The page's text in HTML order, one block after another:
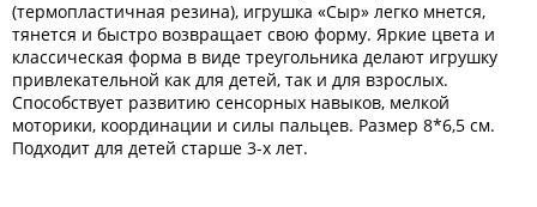
(термопластичная резина), игрушка «Сыр» легко мнется,
тянется и быстро возвращает свою форму. Яркие цвета и
классическая форма в виде треугольника делают игрушку
привлекательной как для детей, так и для взрослых.
Способствует развитию сенсорных навыков, мелкой
моторики, координации и силы пальцев. Размер 8*6,5 см.
Подходит для детей старше 3-х лет.